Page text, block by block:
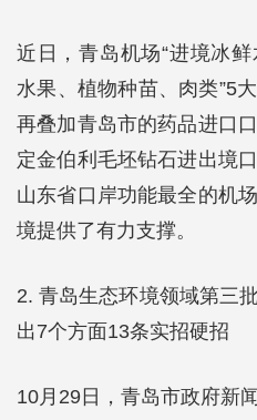
近日，青岛机场“进境冰
水果、植物种苗、肉类”5
再叠加青岛市的药品进口
定金伯利毛坯钻石进出境
山东省口岸功能最全的机
境提供了有力支撑。
2. 青岛生态环境领域第三
出7个方面13条实招硬招
10月29日，青岛市政府新